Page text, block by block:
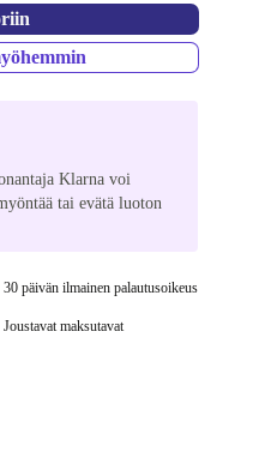
Klarna voi
tai evätä luoton
30 päivän ilmainen palautusoikeus
Joustavat maksutavat